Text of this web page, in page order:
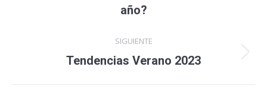
anterior:
año?
SIGUIENTE
Publicación
Tendencias Verano 2023